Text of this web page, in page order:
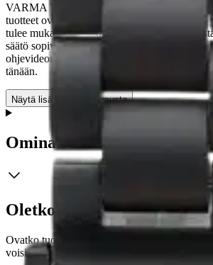
VARMA VALINTA JOKAPÄIVÄISEEN
tuotteet ovat aina laadukkaista materiaaleista
tulee mukana työkalu rannekkeen
säätö sopivan mittaiseksi on helppoa
ohjevideon avulla. Tilaa oma Garminiin
tänään.
Näytä lisää tuotekuvausta
Ominaisuudet
Oletko tyytyväinen
Ovatko tuotetiedot riittävät? Jos
voisi muuten parantaa, anna palautetta.